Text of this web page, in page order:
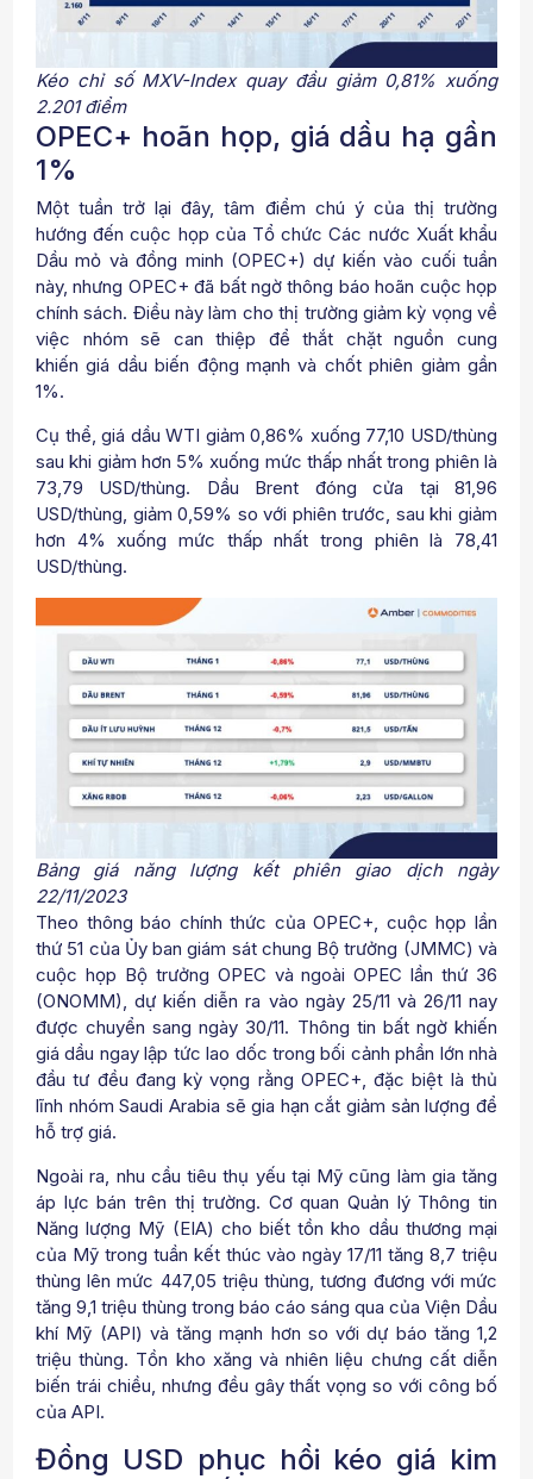
Kéo chỉ số MXV-Index quay đầu giảm 0,81% xuống
2.201 điểm
OPEC+ hoãn họp, giá dầu hạ gần
1%
Một tuần trở lại đây, tâm điểm chú ý của thị trường
hướng đến cuộc họp của Tổ chức Các nước Xuất khẩu
Dầu mỏ và đồng minh (OPEC+) dự kiến vào cuối tuần
này, nhưng OPEC+ đã bất ngờ thông báo hoãn cuộc họp
chính sách. Điều này làm cho thị trường giảm kỳ vọng về
việc nhóm sẽ can thiệp để thắt chặt nguồn cung
khiến giá dầu biến động mạnh và chốt phiên giảm gần
1%.
Cụ thể, giá dầu WTI giảm 0,86% xuống 77,10 USD/thùng
sau khi giảm hơn 5% xuống mức thấp nhất trong phiên là
73,79 USD/thùng. Dầu Brent đóng cửa tại 81,96
USD/thùng, giảm 0,59% so với phiên trước, sau khi giảm
hơn 4% xuống mức thấp nhất trong phiên là 78,41
USD/thùng.
Bảng giá năng lượng kết phiên giao dịch ngày
22/11/2023
Theo thông báo chính thức của OPEC+, cuộc họp lần
thứ 51 của Ủy ban giám sát chung Bộ trưởng (JMMC) và
cuộc họp Bộ trưởng OPEC và ngoài OPEC lần thứ 36
(ONOMM), dự kiến diễn ra vào ngày 25/11 và 26/11 nay
được chuyển sang ngày 30/11. Thông tin bất ngờ khiến
giá dầu ngay lập tức lao dốc trong bối cảnh phần lớn nhà
đầu tư đều đang kỳ vọng rằng OPEC+, đặc biệt là thủ
lĩnh nhóm Saudi Arabia sẽ gia hạn cắt giảm sản lượng để
hỗ trợ giá.
Ngoài ra, nhu cầu tiêu thụ yếu tại Mỹ cũng làm gia tăng
áp lực bán trên thị trường. Cơ quan Quản lý Thông tin
Năng lượng Mỹ (EIA) cho biết tồn kho dầu thương mại
của Mỹ trong tuần kết thúc vào ngày 17/11 tăng 8,7 triệu
thùng lên mức 447,05 triệu thùng, tương đương với mức
tăng 9,1 triệu thùng trong báo cáo sáng qua của Viện Dầu
khí Mỹ (API) và tăng mạnh hơn so với dự báo tăng 1,2
triệu thùng. Tồn kho xăng và nhiên liệu chưng cất diễn
biến trái chiều, nhưng đều gây thất vọng so với công bố
của API.
Đồng USD phục hồi kéo giá kim